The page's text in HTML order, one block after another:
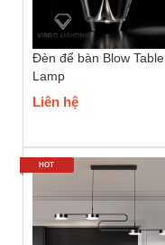
Đèn để bàn Blow Table
Lamp
Liên hệ
HOT